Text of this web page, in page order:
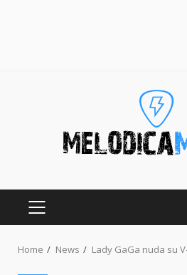
PRIMARY
Home News Lady GaGa nuda su